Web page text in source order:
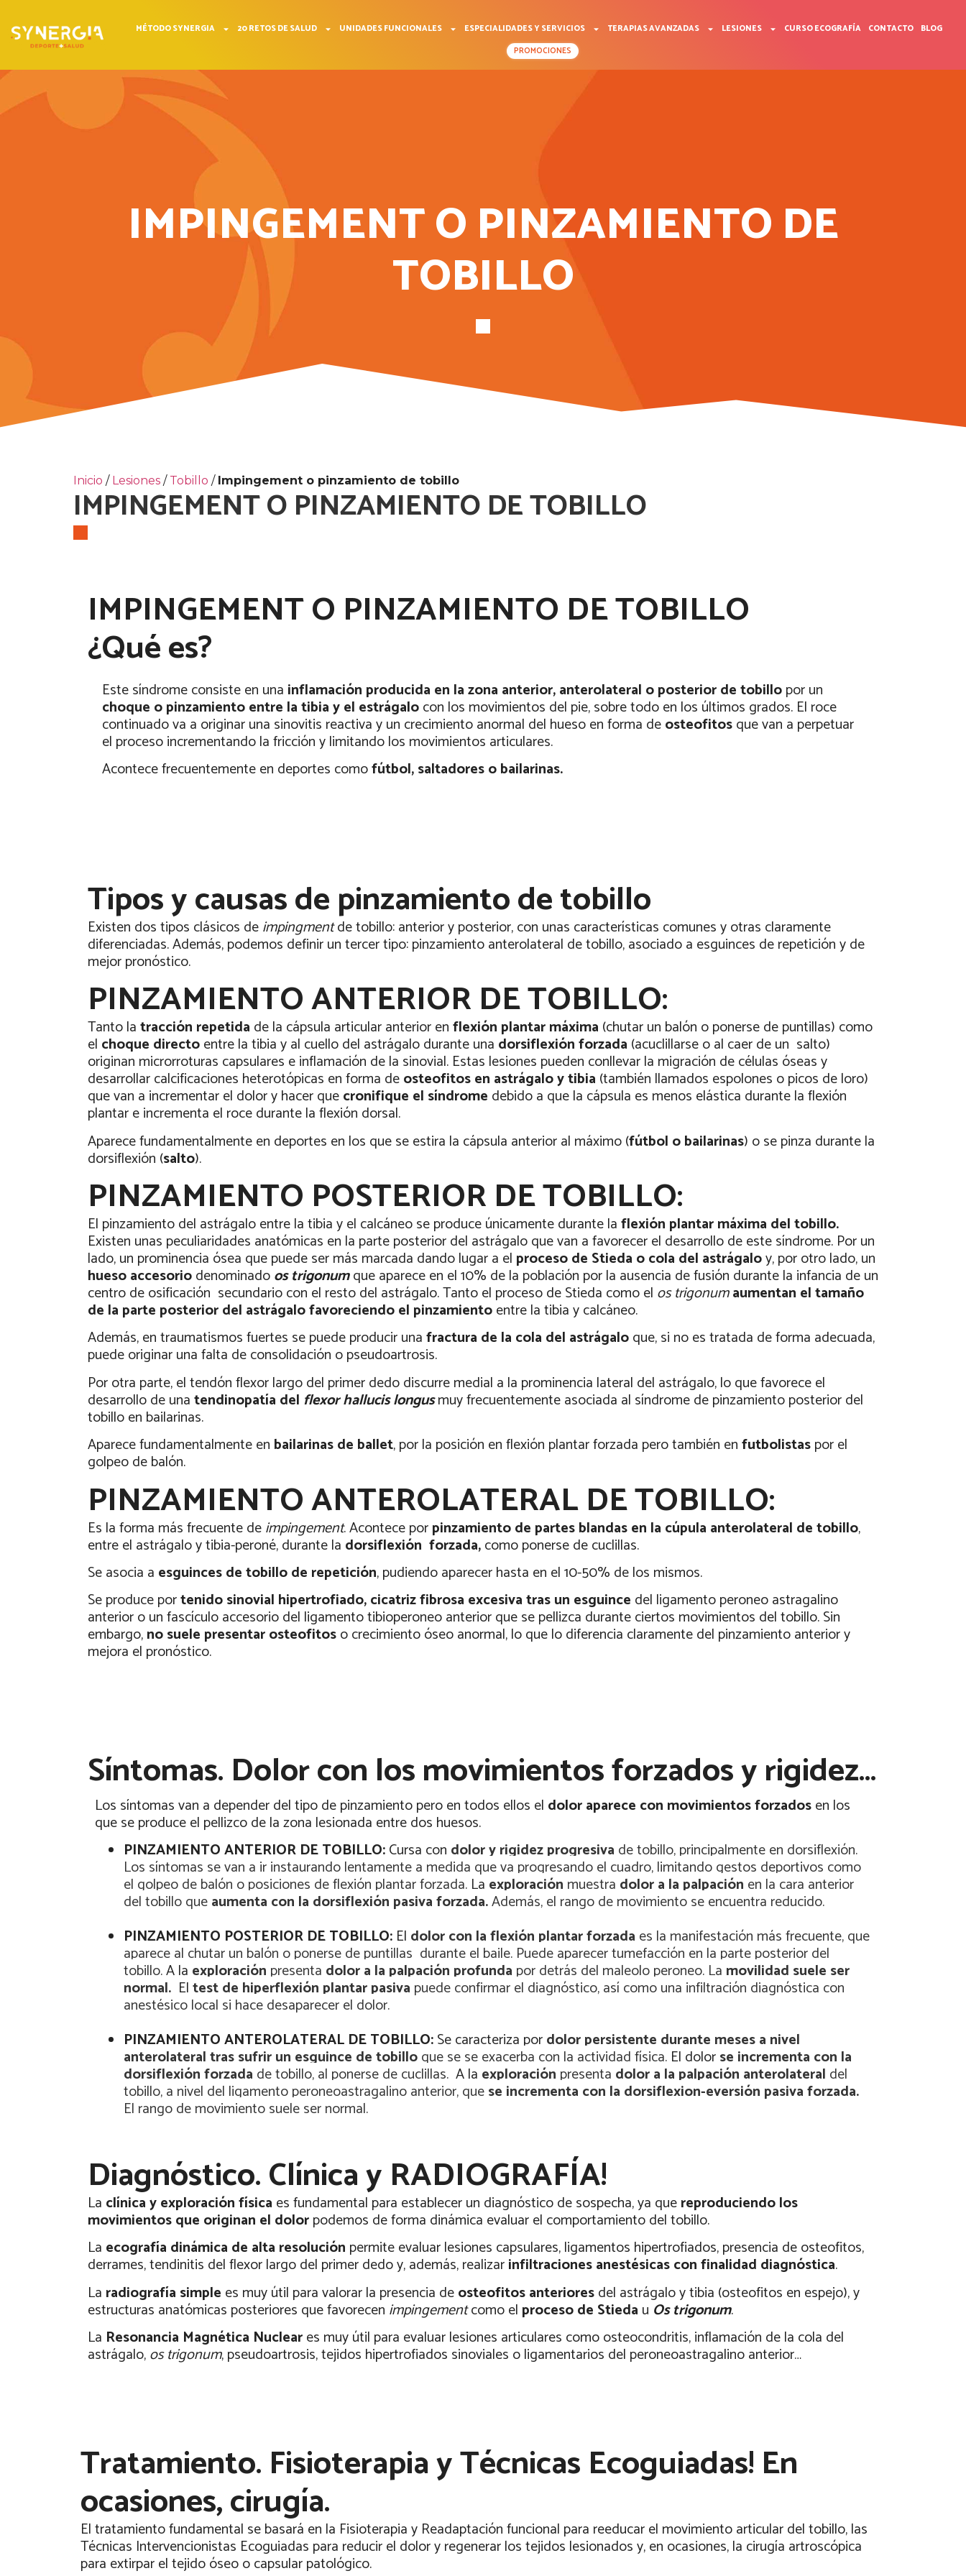
MÉTODO SYNERGIA 20 RETOS DE SALUD UNIDADES FUNCIONALES ESPECIALIDADES Y SERVICIOS TERAPIAS AVANZADAS LESIONES CURSO ECOGRAFÍA CONTACTO
BLOG
PROMOCIONES
IMPINGEMENT O PINZAMIENTO DE
TOBILLO
Inicio / Lesiones / Tobillo / Impingement o pinzamiento de tobillo
IMPINGEMENT O PINZAMIENTO DE TOBILLO
IMPINGEMENT O PINZAMIENTO DE TOBILLO
¿Qué es?
Este síndrome consiste en una inflamación producida en la zona anterior, anterolateral o posterior de tobillopor un
choque o pinzamiento entre la tibia y el estrágalocon los movimientos del pie, sobre todo en los últimos grados. El roce
continuado va a originar una sinovitis reactiva y un crecimiento anormal del hueso en forma deosteofitosque van a perpetuar
el proceso incrementando la fricción y limitando los movimientos articulares.
Acontece frecuentemente en deportes comofútbol, saltadores o bailarinas.
Tipos y causas de pinzamiento de tobillo
Existen dos tipos clásicos deimpingmentde tobillo: anterior y posterior, con unas características comunes y otras claramente
diferenciadas.Además, podemos definir un tercer tipo: pinzamiento anterolateral de tobillo, asociado a esguinces de repetición y de
mejor pronóstico.
PINZAMIENTO ANTERIOR DE TOBILLO:
Tanto latracción repetida de la cápsula articular anterior enflexión plantar máxima (chutar un balón o ponerse de puntillas) como
el choque directoentre la tibia y al cuello del astrágalo durante una dorsiflexión forzada (acuclillarse o al caer de un salto)
originan microrroturas capsulares e inflamación de la sinovial. Estas lesiones pueden conllevar la migración de células óseas y
desarrollar calcificaciones heterotópicas en forma deosteofitos en astrágalo y tibia (también llamados espolones o picos de loro)
que van a incrementar el dolor y hacer quecronifique el síndrome debido a que la cápsula es menos elástica durante la flexión
plantar e incrementa el roce durante la flexión dorsal.
Aparece fundamentalmente en deportes en los que se estira la cápsula anterior al máximo (fútbol o bailarinas) o se pinza durante la
dorsiflexión (salto).
PINZAMIENTO POSTERIOR DE TOBILLO:
El pinzamiento del astrágalo entre la tibia y el calcáneo se produce únicamente durante laflexión plantar máxima del tobillo.
Existen unas peculiaridades anatómicas en la parte posterior del astrágalo que van a favorecer el desarrollo de este síndrome. Por un
lado, un prominencia ósea que puede ser más marcada dando lugar a el proceso de Stieda o cola del astrágaloy, por otro lado, un
hueso accesoriodenominadoos trigonumque aparece en el 10% de la población por la ausencia de fusión durante la infancia de un
centro de osificación secundario con el resto del astrágalo. Tanto el proceso de Stieda como el os trigonumaumentan el tamaño
de la parte posterior del astrágalo favoreciendo el pinzamientoentre la tibia y calcáneo.
Además, en traumatismos fuertes se puede producir unafractura de la cola del astrágaloque, si no es tratada de forma adecuada,
puede originar una falta de consolidación o pseudoartrosis.
Por otra parte, el tendón flexor largo del primer dedo discurre medial a la prominencia lateral del astrágalo, lo que favorece el
desarrollo de unatendinopatía del flexor hallucis longusmuy frecuentemente asociada al síndrome de pinzamiento posterior del
tobillo en bailarinas.
Aparece fundamentalmente en bailarinas de ballet, por la posición en flexión plantar forzada pero también enfutbolistaspor el
golpeo de balón.
PINZAMIENTO ANTEROLATERAL DE TOBILLO:
Es la forma más frecuente deimpingement. Acontece porpinzamiento de partes blandas en la cúpula anterolateral de tobillo,
entre el astrágalo y tibia-peroné, durante la dorsiflexión forzada,como ponerse de cuclillas.
Se asocia a esguinces de tobillo de repetición, pudiendo aparecer hasta en el 10-50% de los mismos.
Se produce portenido sinovial hipertrofiado, cicatriz fibrosa excesiva tras un esguince del ligamento peroneo astragalino
anterior o un fascículo accesorio del ligamento tibioperoneo anterior que se pellizca durante ciertos movimientos del tobillo. Sin
embargo,no suele presentar osteofitoso crecimiento óseo anormal, lo que lo diferencia claramente del pinzamiento anterior y
mejora el pronóstico.
Síntomas. Dolor con los movimientos forzados y rigidez…
Los síntomas van a depender del tipo de pinzamiento pero en todos ellos el dolor aparece con movimientos forzadosen los
que se produce el pellizco de la zona lesionada entre dos huesos.
PINZAMIENTO ANTERIOR DE TOBILLO:Cursa con dolor y rigidez progresiva de tobillo, principalmente en dorsiflexión.
Los síntomas se van a ir instaurando lentamente a medida que va progresando el cuadro, limitando gestos deportivos como
el golpeo de balón o posiciones de flexión plantar forzada. La exploración muestra dolor a la palpación en la cara anterior
del tobillo queaumenta con la dorsiflexión pasiva forzada.Además, el rango de movimiento se encuentra reducido.
PINZAMIENTO POSTERIOR DE TOBILLO: El dolor con la flexión plantar forzada es la manifestación más frecuente, que
aparece al chutar un balón o ponerse de puntillas durante el baile. Puede aparecer tumefacción en la parte posterior del
tobillo.A la exploración presenta dolor a la palpación profunda por detrás del maleolo peroneo. La movilidad suele ser
normal. Eltest de hiperflexión plantar pasiva puede confirmar el diagnóstico, así como una infiltración diagnóstica con
anestésico local si hace desaparecer el dolor.
PINZAMIENTO ANTEROLATERAL DE TOBILLO:Se caracteriza pordolor persistente durante meses a nivel
anterolateral tras sufrir un esguince de tobilloque se se exacerba con la actividad física. El dolorse incrementa con la
dorsiflexión forzada de tobillo, al ponerse de cuclillas. A la exploración presenta dolor a la palpación anterolateral del
tobillo, a nivel del ligamento peroneoastragalino anterior, quese incrementa con la dorsiflexion-eversión pasiva forzada.
El rango de movimiento suele ser normal.
Diagnóstico. Clínica y RADIOGRAFÍA!
La clínica y exploración física es fundamental para establecer un diagnóstico de sospecha, ya quereproduciendo los
movimientos que originan el dolorpodemos de forma dinámica evaluar el comportamiento del tobillo.
La ecografía dinámica de alta resolución permite evaluar lesiones capsulares, ligamentos hipertrofiados, presencia de osteofitos,
derrames, tendinitis del flexor largo del primer dedo y, además, realizarinfiltraciones anestésicas con finalidad diagnóstica.
La radiografía simple es muy útil para valorar la presencia deosteofitos anterioresdel astrágalo y tibia (osteofitos en espejo), y
estructuras anatómicas posteriores que favorecen impingementcomo el proceso de Stieda u Os trigonum.
La Resonancia Magnética Nucleares muy útil para evaluar lesiones articulares como osteocondritis, inflamación de la cola del
astrágalo,os trigonum, pseudoartrosis, tejidos hipertrofiados sinoviales o ligamentarios del peroneoastragalino anterior…
Tratamiento. Fisioterapia y Técnicas Ecoguiadas! En
ocasiones, cirugía.
El tratamiento fundamental se basará en la Fisioterapia y Readaptación funcional para reeducar el movimiento articular del tobillo, las
Técnicas Intervencionistas Ecoguiadas para reducir el dolor y regenerar los tejidos lesionados y, en ocasiones, la cirugía artroscópica
para extirpar el tejido óseo o capsular patológico.